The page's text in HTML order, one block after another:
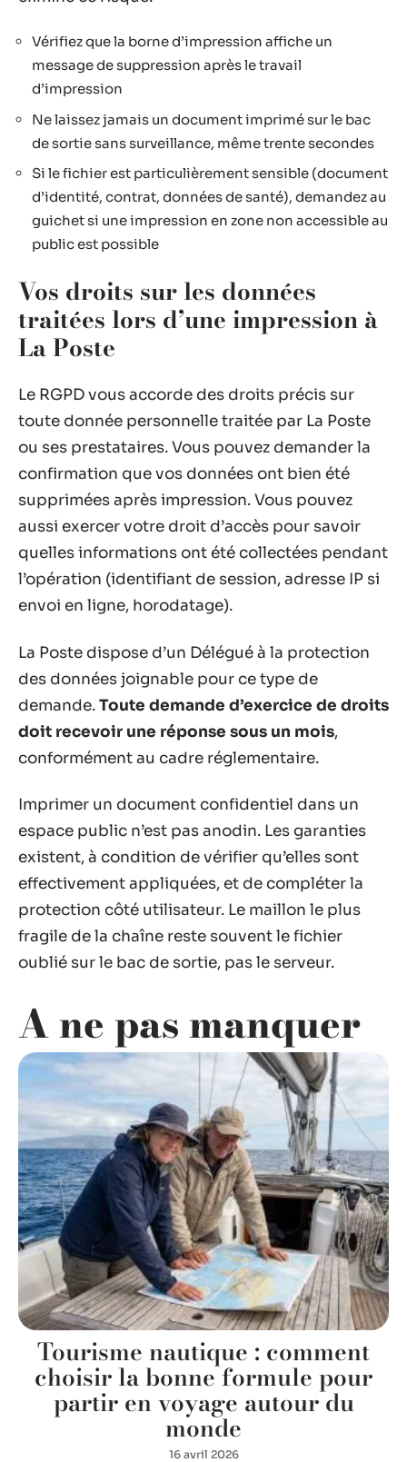
Vérifiez que la borne d’impression affiche un
message de suppression après le travail
d’impression
Ne laissez jamais un document imprimé sur le bac
de sortie sans surveillance, même trente secondes
Si le fichier est particulièrement sensible (document
d’identité, contrat, données de santé), demandez au
guichet si une impression en zone non accessible au
public est possible
Vos droits sur les données
traitées lors d’une impression à
La Poste
Le RGPD vous accorde des droits précis sur
toute donnée personnelle traitée par La Poste
ou ses prestataires. Vous pouvez demander la
confirmation que vos données ont bien été
supprimées après impression. Vous pouvez
aussi exercer votre droit d’accès pour savoir
quelles informations ont été collectées pendant
l’opération (identifiant de session, adresse IP si
envoi en ligne, horodatage).
La Poste dispose d’un Délégué à la protection
des données joignable pour ce type de
demande.Toute demande d’exercice de droits
doit recevoir une réponse sous un mois,
conformément au cadre réglementaire.
Imprimer un document confidentiel dans un
espace public n’est pas anodin. Les garanties
existent, à condition de vérifier qu’elles sont
effectivement appliquées, et de compléter la
protection côté utilisateur. Le maillon le plus
fragile de la chaîne reste souvent le fichier
oublié sur le bac de sortie, pas le serveur.
A ne pas manquer
Tourisme nautique : comment
choisir la bonne formule pour
partir en voyage autour du
monde
16 avril 2026